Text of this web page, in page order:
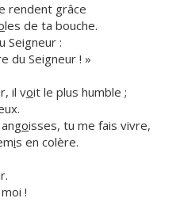
rendent grâce
les de ta bouche.
Seigneur :
du Seigneur ! »
il voit le plus humble ;
oisses, tu me fais vivre,
is en colère.
!